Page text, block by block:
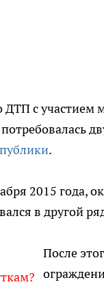
с участием
.
2015 года,
в другой
После